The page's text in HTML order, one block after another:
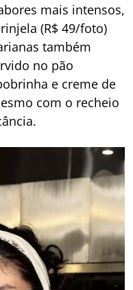
mais intensos,
(R$ 49/foto)
também
no pão
e creme de
com o recheio